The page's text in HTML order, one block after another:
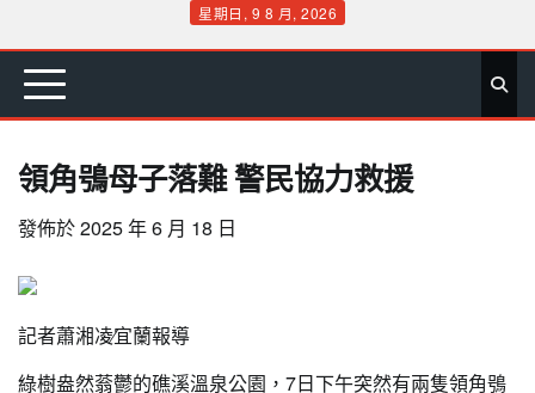
content
星期日, 9 8 月, 2026
首 要 娛 生 社 文 公 運 旅 政 地 專
領角鴞母子落難 警民協力救援
發佈於2025 年 6 月 18 日
記者蕭湘凌∕宜蘭報導
綠樹盎然蓊鬱的礁溪溫泉公園，7日下午突然有兩隻領角鴞